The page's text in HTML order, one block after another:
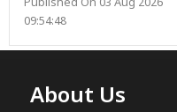
Published On 03 Aug 2026
09:54:48
About Us